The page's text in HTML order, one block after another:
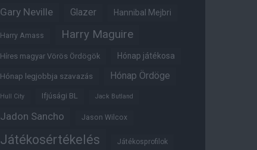
Gary Neville Glazer Hannibal Mejbri
Harry Amass Harry Maguire
Híres magyar Vörös Ördögök Hónap játékosa
Hónap legjobbja szavazás Hónap Ördöge
Hull City Ifjúsági BL Jack Butland
Jadon Sancho Jason Wilcox
Játékosértékelés Játékosprofilok